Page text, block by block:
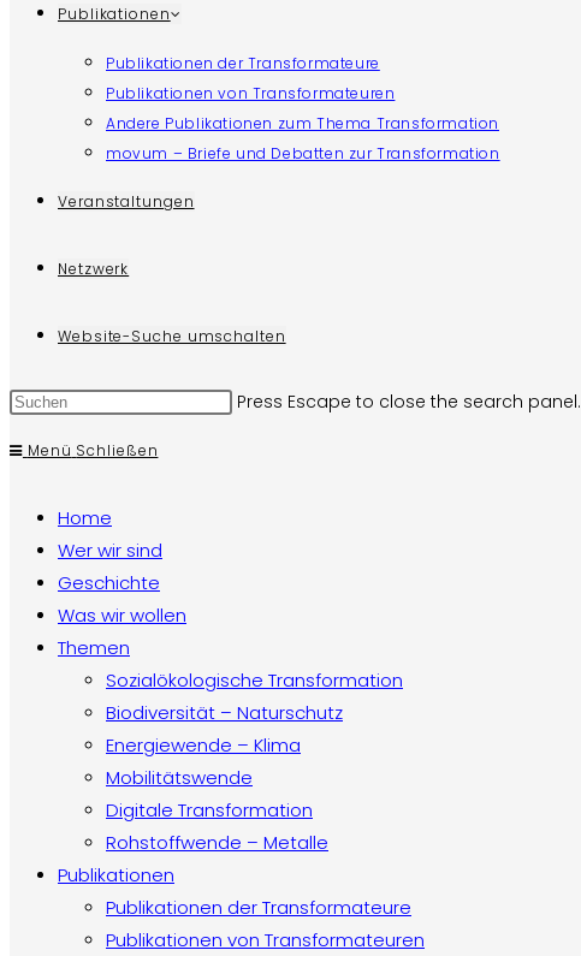
Publikationen
Publikationen der Transformateure
Publikationen von Transformateuren
Andere Publikationen zum Thema Transformation
movum – Briefe und Debatten zur Transformation
Veranstaltungen
Netzwerk
Website-Suche umschalten
Press Escape to close the search panel.
Menü Schließen
Home
Wer wir sind
Geschichte
Was wir wollen
Themen
Sozialökologische Transformation
Biodiversität – Naturschutz
Energiewende – Klima
Mobilitätswende
Digitale Transformation
Rohstoffwende – Metalle
Publikationen
Publikationen der Transformateure
Publikationen von Transformateuren